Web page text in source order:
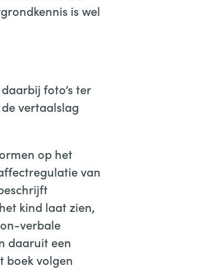
is wel
foto’s ter
vertaalslag
op het
van
kind laat zien,
verbale
daaruit een
boek volgen